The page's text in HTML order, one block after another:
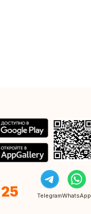
TelegramWhatsApp